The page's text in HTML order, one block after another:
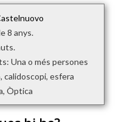
8 anys.
Una o més persones
calidoscopi, esfera
Òptica